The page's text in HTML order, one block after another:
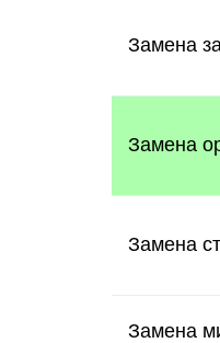
Замена
Замена
Замена
Замена